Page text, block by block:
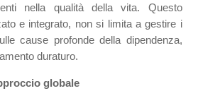
nella qualità della vita. Questo
e integrato, non si limita a gestire i
cause profonde della dipendenza,
duraturo.
globale